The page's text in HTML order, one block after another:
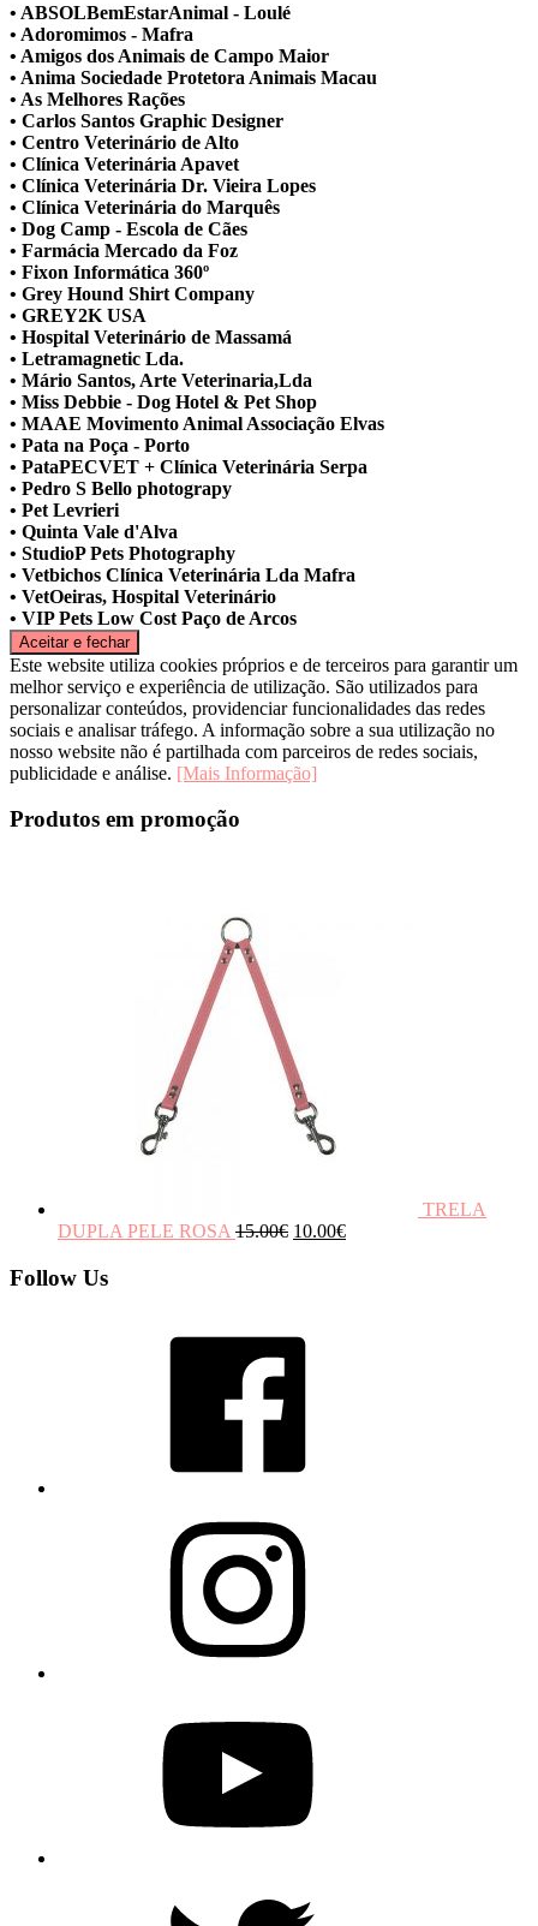
• ABSOLBemEstarAnimal - Loulé
• Adoromimos - Mafra
• Amigos dos Animais de Campo Maior
• Anima Sociedade Protetora Animais Macau
• As Melhores Rações
• Carlos Santos Graphic Designer
• Centro Veterinário de Alto
• Clínica Veterinária Apavet
• Clínica Veterinária Dr. Vieira Lopes
• Clínica Veterinária do Marquês
• Dog Camp - Escola de Cães
• Farmácia Mercado da Foz
• Fixon Informática 360º
• Grey Hound Shirt Company
• GREY2K USA
• Hospital Veterinário de Massamá
• Letramagnetic Lda.
• Mário Santos, Arte Veterinaria,Lda
• Miss Debbie - Dog Hotel & Pet Shop
• MAAE Movimento Animal Associação Elvas
• Pata na Poça - Porto
• PataPECVET + Clínica Veterinária Serpa
• Pedro S Bello photograpy
• Pet Levrieri
• Quinta Vale d'Alva
• StudioP Pets Photography
• Vetbichos Clínica Veterinária Lda Mafra
• VetOeiras, Hospital Veterinário
• VIP Pets Low Cost Paço de Arcos
Este website utiliza cookies próprios e de terceiros para garantir um
melhor serviço e experiência de utilização. São utilizados para
personalizar conteúdos, providenciar funcionalidades das redes
sociais e analisar tráfego. A informação sobre a sua utilização no
nosso website não é partilhada com parceiros de redes sociais,
publicidade e análise. [Mais Informação]
Produtos em promoção
TRELA
DUPLA PELE ROSA 15.00€ 10.00€
Follow Us